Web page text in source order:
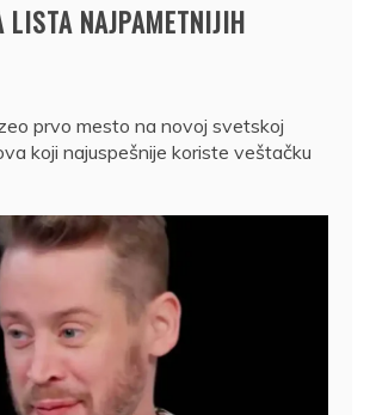
LISTA NAJPAMETNIJIH
prvo mesto na novoj svetskoj
koji najuspešnije koriste veštačku